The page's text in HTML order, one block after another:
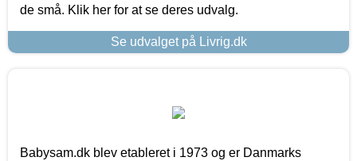
de små. Klik her for at se deres udvalg.
Se udvalget på Livrig.dk
Babysam.dk blev etableret i 1973 og er Danmarks